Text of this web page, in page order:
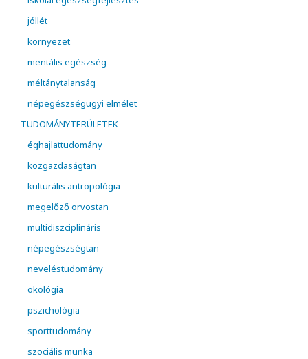
jóllét
környezet
mentális egészség
méltánytalanság
népegészségügyi elmélet
TUDOMÁNYTERÜLETEK
éghajlattudomány
közgazdaságtan
kulturális antropológia
megelőző orvostan
multidiszciplináris
népegészségtan
neveléstudomány
ökológia
pszichológia
sporttudomány
szociális munka